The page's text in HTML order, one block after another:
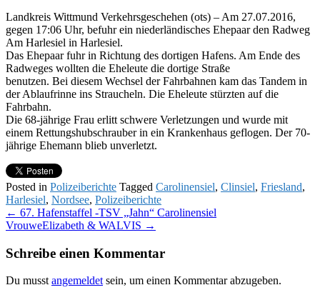
Landkreis Wittmund Verkehrsgeschehen (ots) – Am 27.07.2016,
gegen 17:06 Uhr, befuhr ein niederländisches Ehepaar den Radweg
Am Harlesiel in Harlesiel.
Das Ehepaar fuhr in Richtung des dortigen Hafens. Am Ende des
Radweges wollten die Eheleute die dortige Straße
benutzen. Bei diesem Wechsel der Fahrbahnen kam das Tandem in
der Ablaufrinne ins Straucheln. Die Eheleute stürzten auf die
Fahrbahn.
Die 68-jährige Frau erlitt schwere Verletzungen und wurde mit
einem Rettungshubschrauber in ein Krankenhaus geflogen. Der 70-
jährige Ehemann blieb unverletzt.
Posted in Polizeiberichte Tagged Carolinensiel, Clinsiel, Friesland,
Harlesiel, Nordsee, Polizeiberichte
Post
navigation
← 67. Hafenstaffel -TSV „Jahn“ Carolinensiel
VrouweElizabeth & WALVIS →
Schreibe einen Kommentar
Du musst angemeldet sein, um einen Kommentar abzugeben.